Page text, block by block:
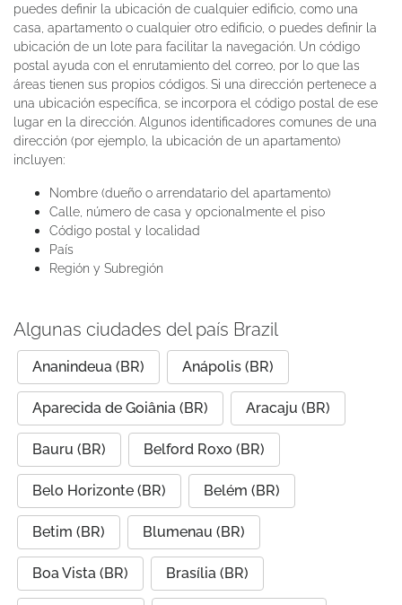
puedes definir la ubicación de cualquier edificio, como una
casa, apartamento o cualquier otro edificio, o puedes definir la
ubicación de un lote para facilitar la navegación. Un código
postal ayuda con el enrutamiento del correo, por lo que las
áreas tienen sus propios códigos. Si una dirección pertenece a
una ubicación específica, se incorpora el código postal de ese
lugar en la dirección. Algunos identificadores comunes de una
dirección (por ejemplo, la ubicación de un apartamento)
incluyen:
Nombre (dueño o arrendatario del apartamento)
Calle, número de casa y opcionalmente el piso
Código postal y localidad
País
Región y Subregión
Algunas ciudades del país Brazil
Ananindeua (BR) Anápolis (BR)
Aparecida de Goiânia (BR) Aracaju (BR)
Bauru (BR) Belford Roxo (BR)
Belo Horizonte (BR) Belém (BR)
Betim (BR) Blumenau (BR)
Boa Vista (BR) Brasília (BR)